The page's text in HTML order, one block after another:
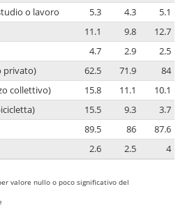
o lavoro
5.3 4.3
5.1
11.1 9.8
12.7
4.7 2.9
2.5
privato)
62.5 71.9
84
collettivo)
15.8 11.1
10.1
15.5 9.3
3.7
89.5 86
87.6
2.6 2.5 4
valore nullo o poco significativo del